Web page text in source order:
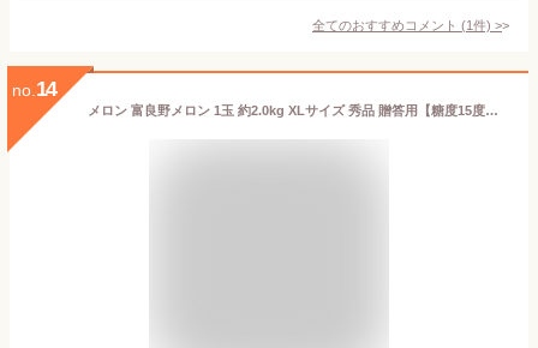
全てのおすすめコメント (1件) >
no. 14
メロン 富良野メロン 1玉 約2.0kg XLサイズ 秀品 贈答用【糖度15度以上】【送料無料】【産地直送】北海道 富良野 ふらの 果物 ギフト 御中元 赤肉メロン フルーツ くだもの お取り寄せグルメ 内祝い 食べ物 食品 贈り物 ご予約 プレゼント